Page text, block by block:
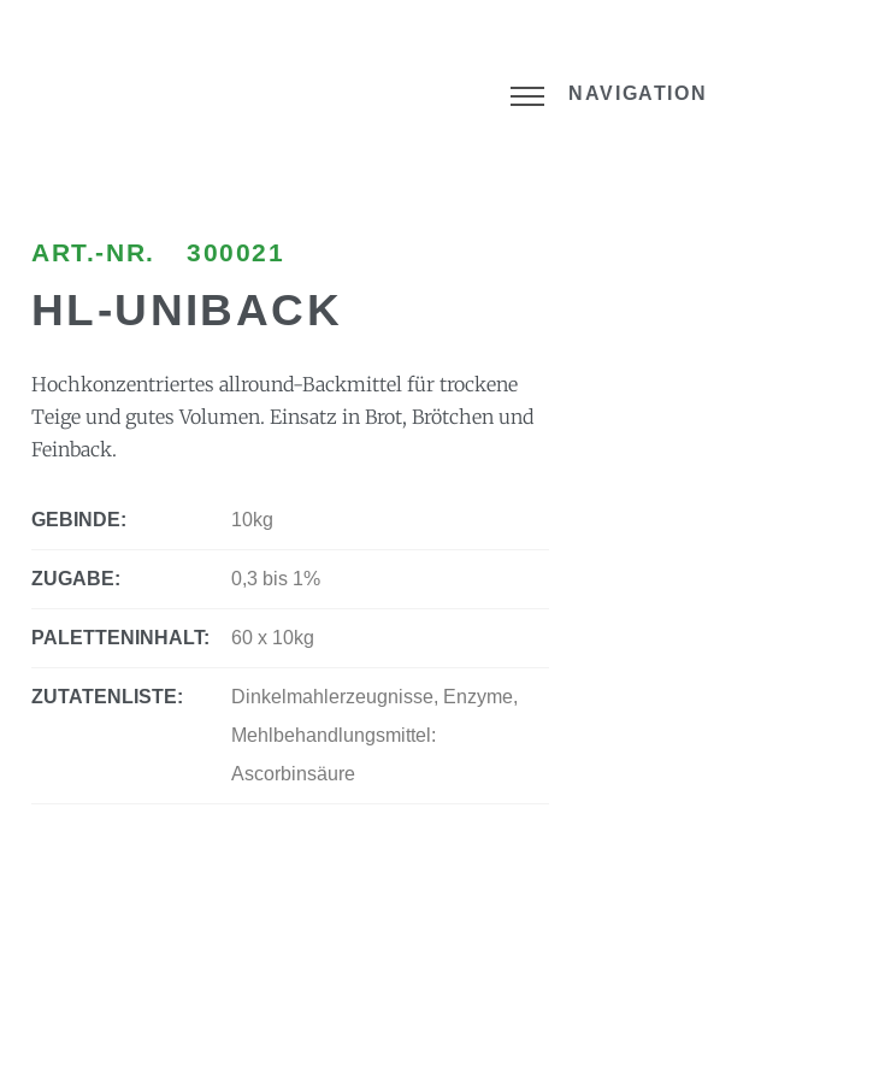
NAVIGATION
ART.-NR. 300021
HL-UNIBACK
Hochkonzentriertes allround-Backmittel für trockene
Teige und gutes Volumen. Einsatz in Brot, Brötchen und
Feinback.
GEBINDE: 10kg
ZUGABE: 0,3 bis 1%
PALETTENINHALT: 60 x 10kg
ZUTATENLISTE:
Dinkelmahlerzeugnisse, Enzyme,
Mehlbehandlungsmittel:
Ascorbinsäure